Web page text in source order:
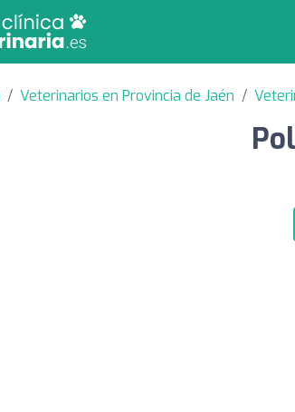
Veterinarios en Provincia de Jaén